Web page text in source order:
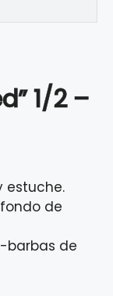
1/2 –
estuche.
de
barbas de